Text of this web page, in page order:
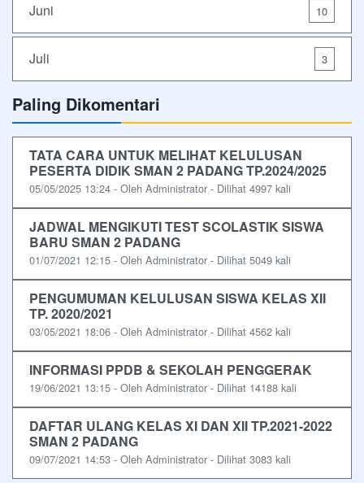
Juni 10
Juli 3
Paling Dikomentari
TATA CARA UNTUK MELIHAT KELULUSAN
PESERTA DIDIK SMAN 2 PADANG TP.2024/2025
05/05/2025 13:24 - Oleh Administrator - Dilihat 4997 kali
JADWAL MENGIKUTI TEST SCOLASTIK SISWA
BARU SMAN 2 PADANG
01/07/2021 12:15 - Oleh Administrator - Dilihat 5049 kali
PENGUMUMAN KELULUSAN SISWA KELAS XII
TP. 2020/2021
03/05/2021 18:06 - Oleh Administrator - Dilihat 4562 kali
INFORMASI PPDB & SEKOLAH PENGGERAK
19/06/2021 13:15 - Oleh Administrator - Dilihat 14188 kali
DAFTAR ULANG KELAS XI DAN XII TP.2021-2022
SMAN 2 PADANG
09/07/2021 14:53 - Oleh Administrator - Dilihat 3083 kali